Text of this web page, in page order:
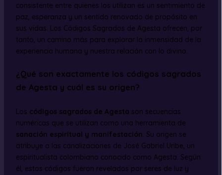
consistente entre quienes los utilizan es un sentimiento de
paz, esperanza y un sentido renovado de propósito en
sus vidas. Los Códigos Sagrados de Agesta ofrecen, por
tanto, un camino más para explorar la inmensidad de la
experiencia humana y nuestra relación con lo divino.
¿Qué son exactamente los códigos sagrados
de Agesta y cuál es su origen?
Los códigos sagrados de Agesta son secuencias
numéricas que se utilizan como una herramienta de
sanación espiritual y manifestación. Su origen se
atribuye a las canalizaciones de José Gabriel Uribe, un
espiritualista colombiano conocido como Agesta. Según
él, estos códigos fueron revelados por seres de luz y